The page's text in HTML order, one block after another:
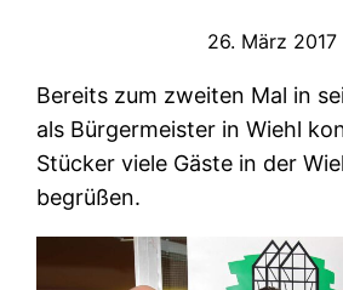
26. März 2017
Bereits zum zweiten Mal in
als Bürgermeister in Wiehl
Stücker viele Gäste in der
begrüßen.